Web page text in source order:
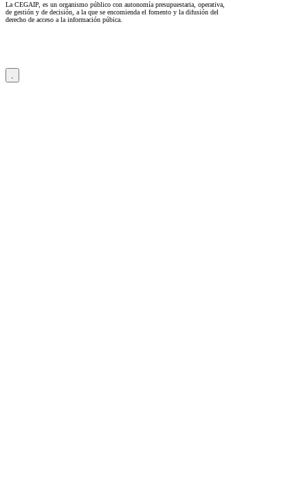
La CEGAIP, es un organismo público con autonomía presupuestaria, operativa,
de gestión y de decisión, a la que se encomienda el fomento y la difusión del
derecho de acceso a la información púbica.